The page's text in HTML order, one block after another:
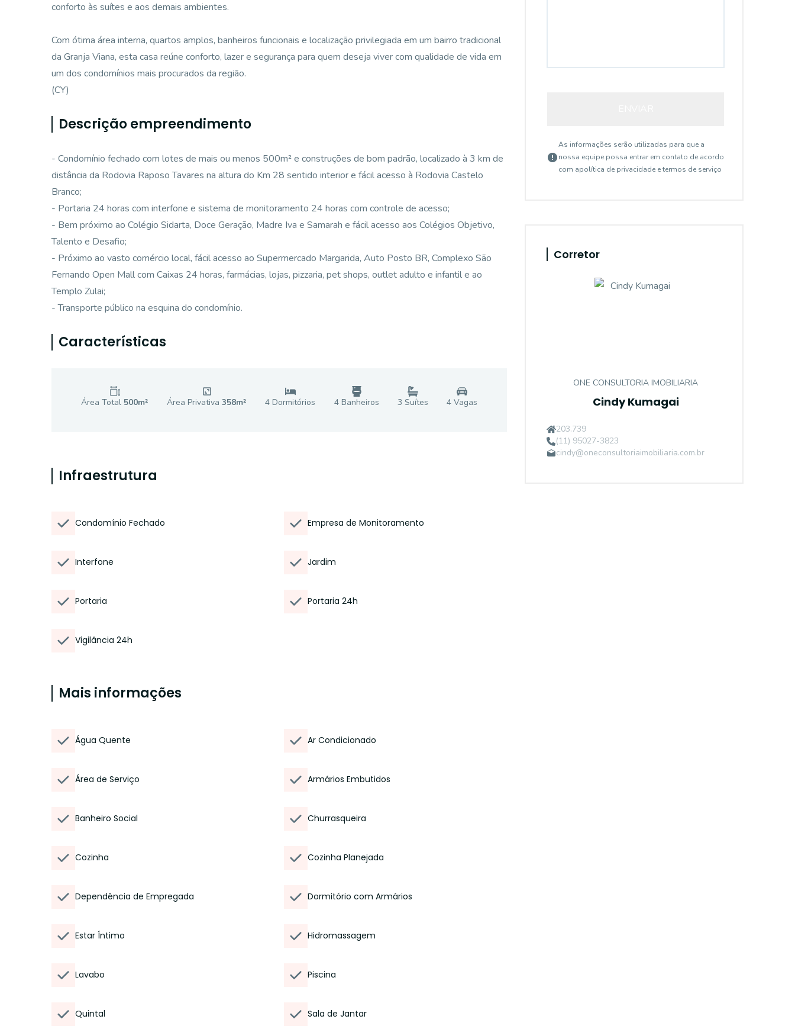
conforto às suítes e aos demais ambientes.
Com ótima área interna, quartos amplos, banheiros funcionais e localização privilegiada em um bairro tradicional
da Granja Viana, esta casa reúne conforto, lazer e segurança para quem deseja viver com qualidade de vida em
um dos condomínios mais procurados da região.
(CY)
Descrição empreendimento
- Condomínio fechado com lotes de mais ou menos 500m² e construções de bom padrão, localizado à 3 km de
distância da Rodovia Raposo Tavares na altura do Km 28 sentido interior e fácil acesso à Rodovia Castelo
Branco;
- Portaria 24 horas com interfone e sistema de monitoramento 24 horas com controle de acesso;
- Bem próximo ao Colégio Sidarta, Doce Geração, Madre Iva e Samarah e fácil acesso aos Colégios Objetivo,
Talento e Desafio;
- Próximo ao vasto comércio local, fácil acesso ao Supermercado Margarida, Auto Posto BR, Complexo São
Fernando Open Mall com Caixas 24 horas, farmácias, lojas, pizzaria, pet shops, outlet adulto e infantil e ao
Templo Zulai;
- Transporte público na esquina do condomínio.
Características
Área Total 500m² Área Privativa358m² 4 Dormitórios 4Banheiros 3 Suítes 4Vagas
Infraestrutura
Condomínio Fechado Empresa de Monitoramento
Interfone Jardim
Portaria Portaria 24h
Vigilância 24h
Mais informações
Água Quente Ar Condicionado
Área de Serviço Armários Embutidos
Banheiro Social Churrasqueira
Cozinha Cozinha Planejada
Dependência de Empregada Dormitório com Armários
Estar Íntimo Hidromassagem
Lavabo Piscina
Quintal Sala de Jantar
As informações serão utilizadas para que a
nossa equipe possa entrar em contato de acordo
com apolítica de privacidade e termos de serviço
Corretor
ONE CONSULTORIA IMOBILIARIA
Cindy Kumagai
203.739
(11) 95027-3823
cindy@oneconsultoriaimobiliaria.com.br